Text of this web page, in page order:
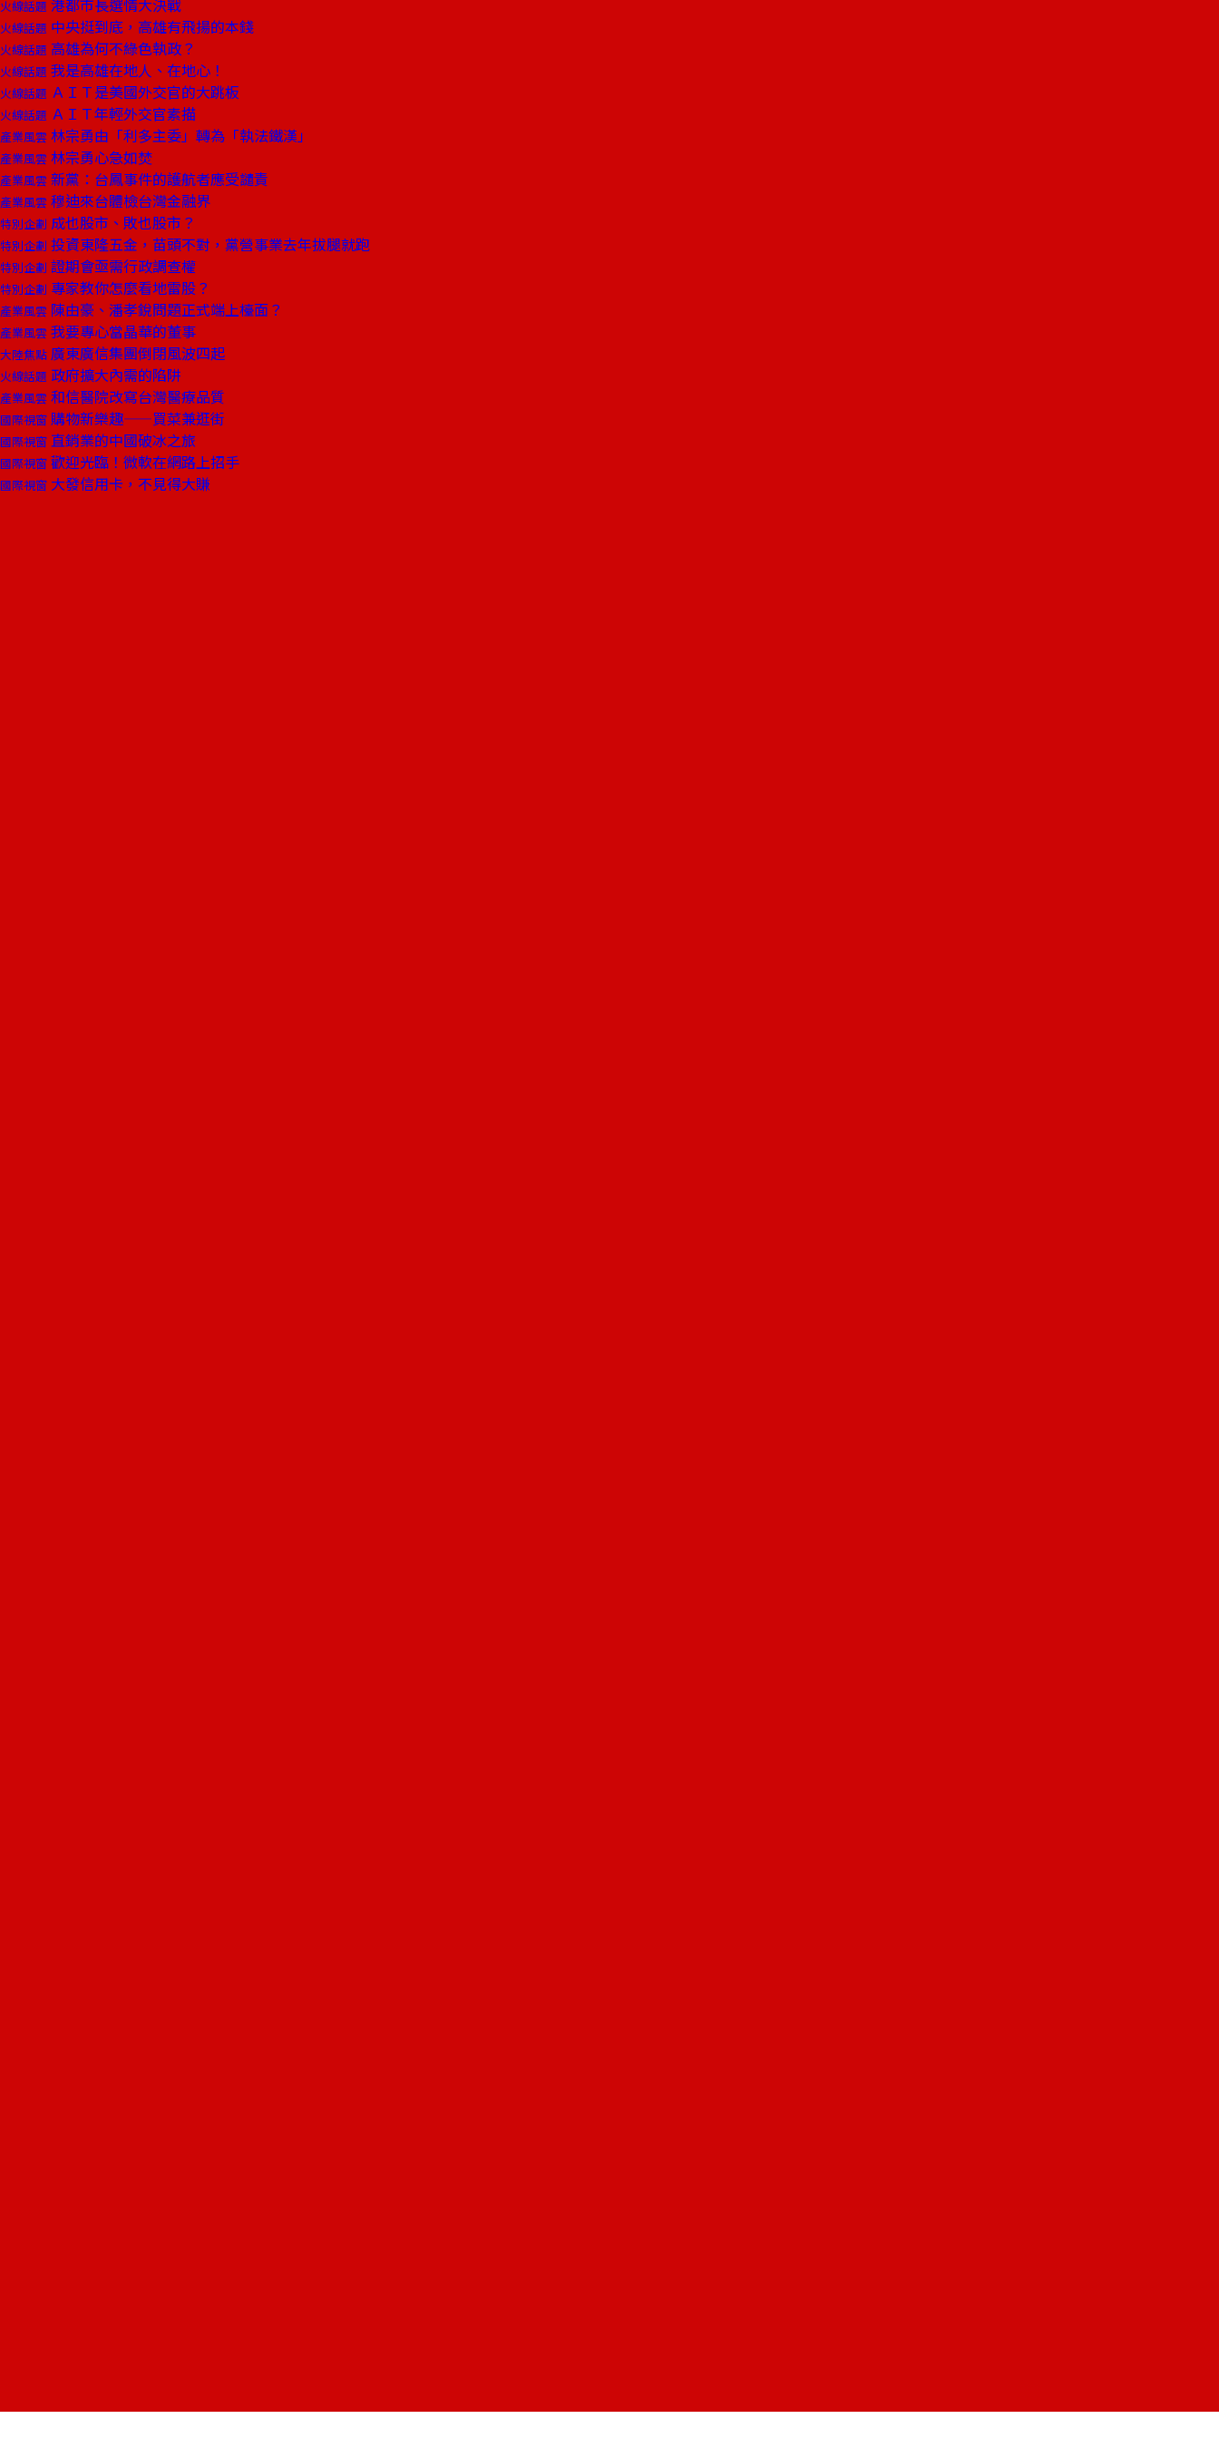
火線話題 港都市長選情大決戰
火線話題 中央挺到底，高雄有飛揚的本錢
火線話題 高雄為何不綠色執政？
火線話題 我是高雄在地人、在地心！
火線話題 ＡＩＴ是美國外交官的大跳板
火線話題 ＡＩＴ年輕外交官素描
產業風雲 林宗勇由「利多主委」轉為「執法鐵漢」
產業風雲 林宗勇心急如焚
產業風雲 新黨：台鳳事件的護航者應受譴責
產業風雲 穆迪來台體檢台灣金融界
特別企劃 成也股市、敗也股市？
特別企劃 投資東隆五金，苗頭不對，黨營事業去年拔腿就跑
特別企劃 證期會亟需行政調查權
特別企劃 專家教你怎麼看地雷股？
產業風雲 陳由豪、潘孝銳問題正式端上檯面？
產業風雲 我要專心當晶華的董事
大陸焦點 廣東廣信集團倒閉風波四起
火線話題 政府擴大內需的陷阱
產業風雲 和信醫院改寫台灣醫療品質
國際視窗 購物新樂趣——買菜兼逛街
國際視窗 直銷業的中國破冰之旅
國際視窗 歡迎光臨！微軟在網路上招手
國際視窗 大發信用卡，不見得大賺